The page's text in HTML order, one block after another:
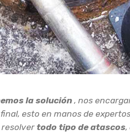
la solución , nos
esto en manos de
todo tipo de atascos,